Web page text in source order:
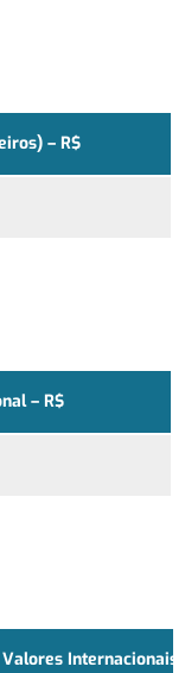
– R$
– R$
Valores Internacionais